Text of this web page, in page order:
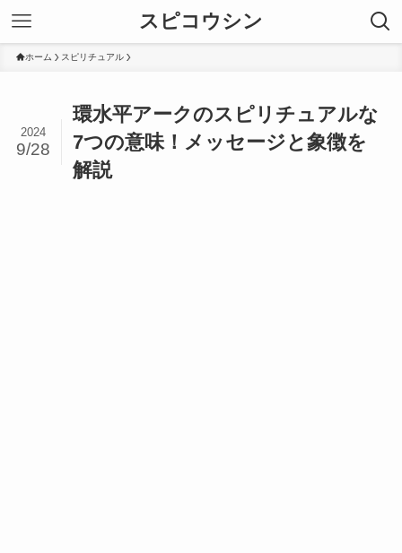
スピコウシン
ホーム スピリチュアル
環水平アークのスピリチュアルな
7つの意味！メッセージと象徴を
解説
2024
9/28